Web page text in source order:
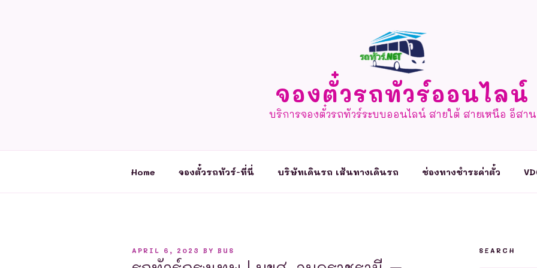
จองตั๋วรถทัวร์ออนไลน์
บริการจองตั๋วรถทัวร์ระบบออนไลน์ สายใต้ สายเหนือ อีสาน
Home จองตั๋วรถทัวร์-ที่นี่ บริษัทเดินรถ เส้นทางเดินรถ ช่องทางชำระค่าตั๋ว
POSTED
APRIL 6, 2023 BY BUS SEARCH